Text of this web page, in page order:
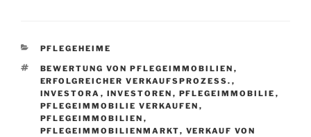
KATEGORIEN
PFLEGEHEIME
SCHLAGWÖRTER
BEWERTUNG VON PFLEGEIMMOBILIEN ,
ERFOLGREICHER VERKAUFSPROZESS. ,
INVESTORA , INVESTOREN , PFLEGEIMMOBILIE ,
PFLEGEIMMOBILIE VERKAUFEN ,
PFLEGEIMMOBILIEN ,
PFLEGEIMMOBILIENMARKT, VERKAUF VON